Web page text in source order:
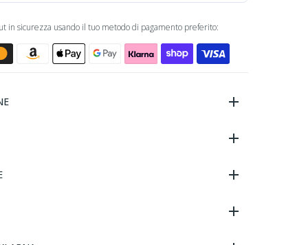
in sicurezza usando il tuo metodo di pagamento preferito: